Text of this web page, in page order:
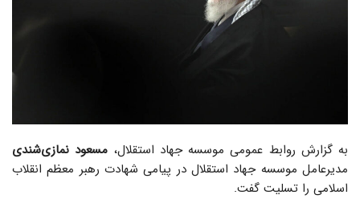
به گزارش روابط عمومی موسسه جهاد استقلال، مسعود نمازی‌شندی
مدیرعامل موسسه جهاد استقلال در پیامی شهادت رهبر معظم انقلاب
اسلامی را تسلیت گفت.